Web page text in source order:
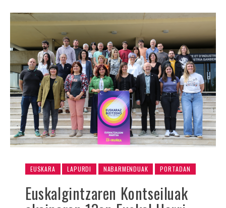
EUSKARA LAPURDI NABARMENDUAK PORTADAN
Euskalgintzaren Kontseiluak